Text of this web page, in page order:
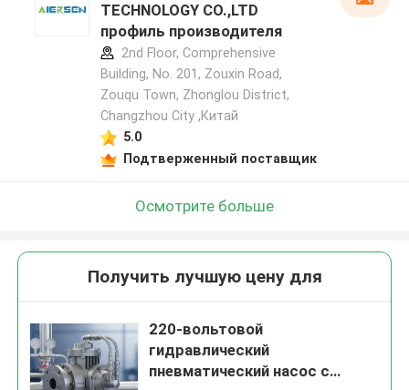
TECHNOLOGY CO.,LTD
профиль производителя
2nd Floor, Comprehensive
Building, No. 201, Zouxin Road,
Zouqu Town, Zhonglou District,
Changzhou City ,Китай
5.0
Подтверженный поставщик
Осмотрите больше
Получить лучшую цену для
220-вольтовой
гидравлический
пневматический насос с